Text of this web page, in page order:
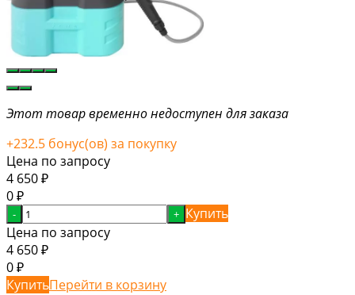
Этот товар временно недоступен для заказа
+232.5 бонус(ов) за покупку
Цена по запросу
4 650 ₽
0 ₽
- + Купить
Цена по запросу
4 650 ₽
0 ₽
КупитьПерейти в корзину